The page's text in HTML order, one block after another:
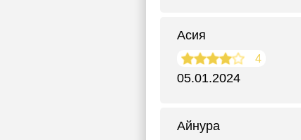
Асия
4
05.01.2024
Айнура